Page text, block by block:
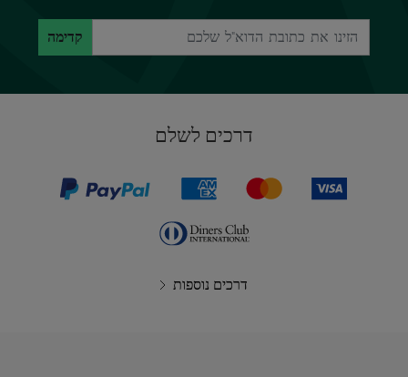
קדימה
דרכים לשלם
דרכים נוספות